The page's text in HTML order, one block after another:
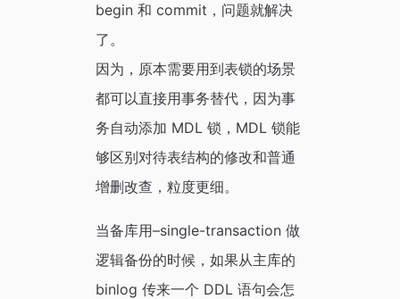
begin 和 commit，问题就解决
了。
因为，原本需要用到表锁的场景
都可以直接用事务替代，因为事
务自动添加 MDL 锁，MDL 锁能
够区别对待表结构的修改和普通
增删改查，粒度更细。
当备库用–single-transaction 做
逻辑备份的时候，如果从主库的
binlog 传来一个 DDL 语句会怎